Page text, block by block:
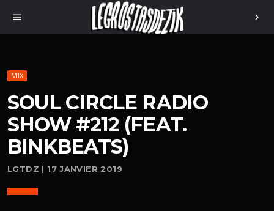
menu chevron_right
MIX
SOUL CIRCLE RADIO
SHOW #212 (FEAT.
BINKBEATS)
LGTDZ | 17 JANVIER 2019